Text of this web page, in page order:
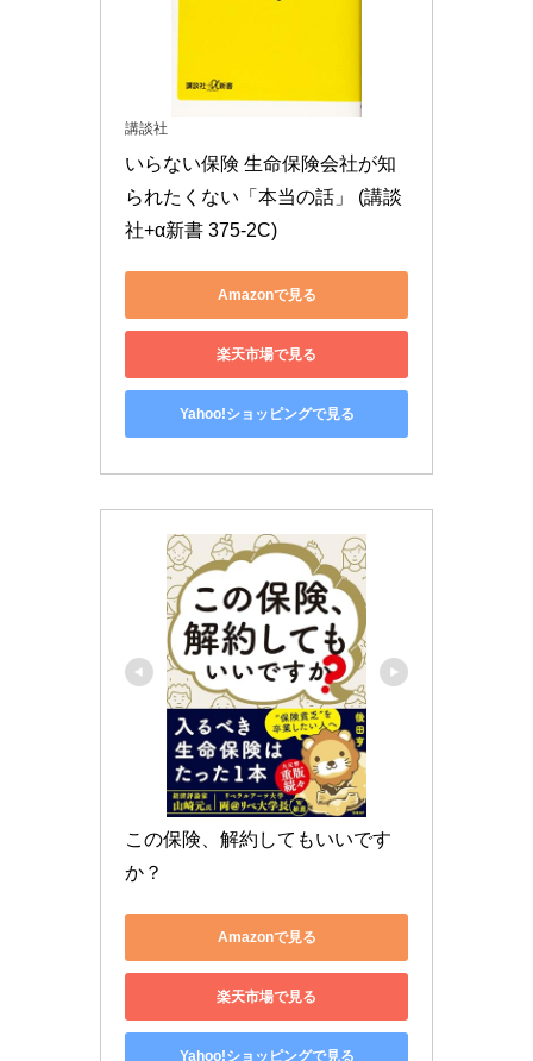
講談社
いらない保険 生命保険会社が知
られたくない「本当の話」 (講談
社+α新書 375-2C)
Amazonで見る
楽天市場で見る
Yahoo!ショッピングで見る
この保険、解約してもいいです
か？
Amazonで見る
楽天市場で見る
Yahoo!ショッピングで見る